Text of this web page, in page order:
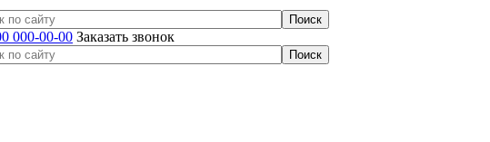
000-00-00 Заказать звонок